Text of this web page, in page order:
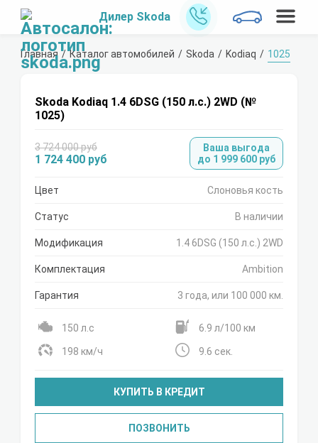
Дилер Skoda
Главная Каталог автомобилей Skoda Kodiaq 1025
Skoda Kodiaq 1.4 6DSG (150 л.с.) 2WD (№
1025)
3 724 000 руб
1 724 400 руб
Ваша выгода
до 1 999 600 руб
Цвет Слоновья кость
Статус В наличии
Модификация 1.4 6DSG (150 л.с.) 2WD
Комплектация Ambition
Гарантия 3 года, или 100 000 км.
150 л.с 6.9 л/100 км
198 км/ч 9.6 сек.
КУПИТЬ В КРЕДИТ
ПОЗВОНИТЬ